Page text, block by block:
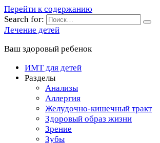
Перейти к содержанию
Search for:
Лечение детей
Ваш здоровый ребенок
ИМТ для детей
Разделы
Анализы
Аллергия
Желудочно-кишечный тракт
Здоровый образ жизни
Зрение
Зубы